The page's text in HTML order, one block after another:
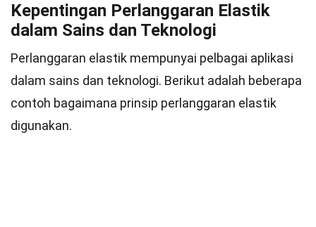
Kepentingan Perlanggaran Elastik
dalam Sains dan Teknologi
Perlanggaran elastik mempunyai pelbagai aplikasi
dalam sains dan teknologi. Berikut adalah beberapa
contoh bagaimana prinsip perlanggaran elastik
digunakan.